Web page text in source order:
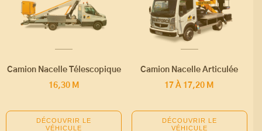
Camion Nacelle Télescopique
16,30 M
Camion Nacelle Articulée
17 À 17,20 M